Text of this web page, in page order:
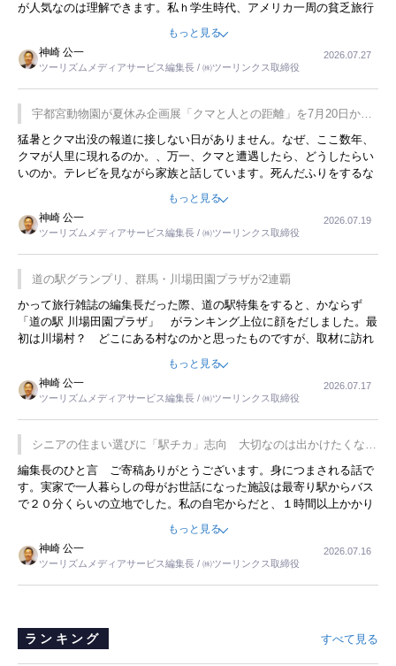
が人気なのは理解できます。私ｈ学生時代、アメリカ一周の貧乏旅行
をした時は、移動はグレイハウンドバスでした。夕方から夜の便を利
用してホテル代を浮かせていました。ただし、若いからできたことで
す。若い人が夜行バスで京都に行った、青森に行ったと聞くと、疲れ
が残らないのかなと思ってしまいます。
もっと見る
神崎 公一
ツーリズムメディアサービス編集長 / ㈱ツーリンクス取締役
2026.07.27
宇都宮動物園が夏休み企画展「クマと人との距離」を7月20日から
開催
猛暑とクマ出没の報道に接しない日がありません。なぜ、ここ数年、
クマが人里に現れるのか。、万一、クマと遭遇したら、どうしたらい
いのか。テレビを見ながら家族と話しています。死んだふりをするな
んてことは、冗談でもいえません。そんな中で、この企画展はタイム
もっと見る
神崎 公一
ツーリズムメディアサービス編集長 / ㈱ツーリンクス取締役
2026.07.19
道の駅グランプリ、群馬・川場田園プラザが2連覇
かって旅行雑誌の編集長だった際、道の駅特集をすると、かならず
「道の駅 川場田園プラザ」 がランキング上位に顔をだしました。最
初は川場村？ どこにある村なのかと思ったものですが、取材に訪れ
永井 彰一社長にインタビューしたら、興味深い話が次々が飛び出しま
した。プレゼンも巧みで、今でも思い出すことが２つあります。一つ
は、従業員に東京ディズニーランドを見学させ、サービス業、接客業
の何かを理解してもらっていることです。 もう一つは1800円もする
プレミアムヨーグルトを販売するにあたり、社内に懸念もあったそう
です。永井社長は、駐車場に都内ナンバーの高級外車が停まっている
ことに目をつけ、高級商品でも売れると確信したそうです。今回の記
事を懐かしく読みました。
もっと見る
神崎 公一
ツーリズムメディアサービス編集長 / ㈱ツーリンクス取締役
2026.07.17
シニアの住まい選びに「駅チカ」志向 大切なのは出かけたくなる
暮らし
編集長のひと言 ご寄稿ありがとうございます。身につまされる話で
す。実家で一人暮らしの母がお世話になった施設は最寄り駅からバス
で２０分くらいの立地でした。私の自宅からだと、１時間以上かかり
ました。母の住まいから近いという理由で、その施設を選択したので
すが、私と妹にとっては、半日仕事ででした。シニアの住まい選び
は、当人だけではなく、世話をする家族の足の便も考えない外池ない
と思いました。
もっと見る
神崎 公一
ツーリズムメディアサービス編集長 / ㈱ツーリンクス取締役
2026.07.16
ランキング すべて見る